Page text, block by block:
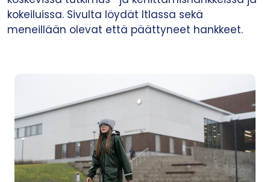
kokeiluissa. Sivulta löydät Itlassa sekä
meneillään olevat että päättyneet hankkeet.